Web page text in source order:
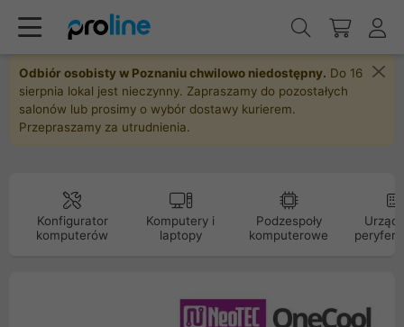
Odbiór osobisty w Poznaniu chwilowo niedostępny. Do 16
sierpnia lokal jest nieczynny. Zapraszamy do pozostałych
salonów lub prosimy o wybór dostawy kurierem.
Przepraszamy za utrudnienia.
Konfigurator
komputerów
Komputery i
laptopy
Podzespoły
komputerowe